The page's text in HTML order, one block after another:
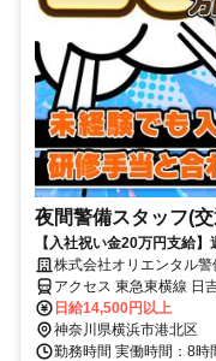
夜間警備スタッフ(
【入社祝い金20万円支給
い・週払いOK/履歴書不要
株式会社オリエンタル
アクセス 東急東横線 日
リーンライン 日吉本町
分 (面接地/武蔵小杉リク
東２丁目９０５－３ ４０
日給14,500円以上
神奈川県横浜市港北区
勤務時間 実働時間：8